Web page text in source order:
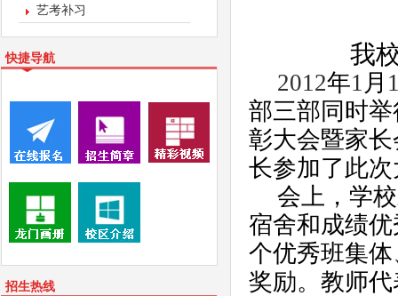
艺考补习
快捷导航
招生热线
我
2012年1 月
部三部同时
彰大会暨家
长参加了此
会上，学
宿舍和成绩
个优秀班集体
奖励。教师